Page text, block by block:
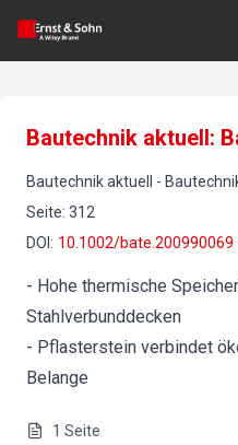
Bautechnik aktuell:
Bautechnik aktuell -
Seite: 312
DOI : 10.1002/bate.200990069
- Hohe thermische
Stahlverbunddecken
- Pflasterstein verbindet
Belange
1 Seite